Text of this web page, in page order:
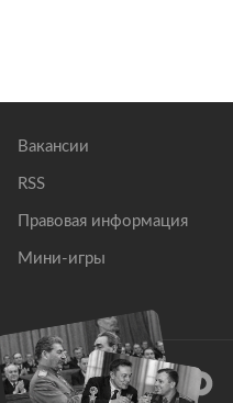
Вакансии
RSS
Правовая информация
Мини-игры